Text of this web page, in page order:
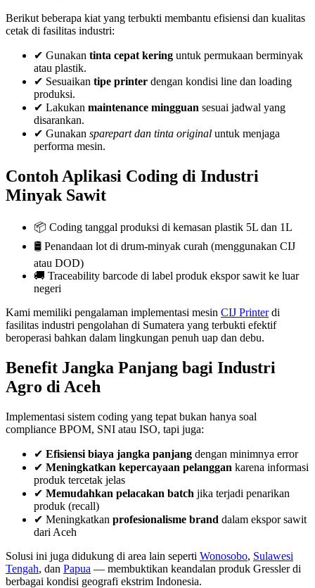
Berikut beberapa kiat yang terbukti membantu efisiensi dan kualitas
cetak di fasilitas industri:
✔ Gunakan tinta cepat kering untuk permukaan berminyak
atau plastik.
✔ Sesuaikan tipe printer dengan kondisi line dan loading
produksi.
✔ Lakukan maintenance mingguan sesuai jadwal yang
disarankan.
✔ Gunakan sparepart dan tinta original untuk menjaga
performa mesin.
Contoh Aplikasi Coding di Industri
Minyak Sawit
📦 Coding tanggal produksi di kemasan plastik 5L dan 1L
🛢 Penandaan lot di drum-minyak curah (menggunakan CIJ
atau DOD)
🚚 Traceability barcode di label produk ekspor sawit ke luar
negeri
Kami memiliki pengalaman implementasi mesin CIJ Printerdi
fasilitas industri pengolahan di Sumatera yang terbukti efektif
beroperasi bahkan dalam lingkungan penuh uap dan debu.
Benefit Jangka Panjang bagi Industri
Agro di Aceh
Implementasi sistem coding yang tepat bukan hanya soal
compliance BPOM, SNI atau ISO, tapi juga:
✔ Efisiensi biaya jangka panjang dengan minimnya error
✔ Meningkatkan kepercayaan pelanggan karena informasi
produk tercetak jelas
✔ Memudahkan pelacakan batch jika terjadi penarikan
produk (recall)
✔ Meningkatkan profesionalisme brand dalam ekspor sawit
dari Aceh
Solusi ini juga didukung di area lain seperti Wonosobo, Sulawesi
Tengah, dan Papua — membuktikan keandalan produk Gressler di
berbagai kondisi geografi ekstrim Indonesia.